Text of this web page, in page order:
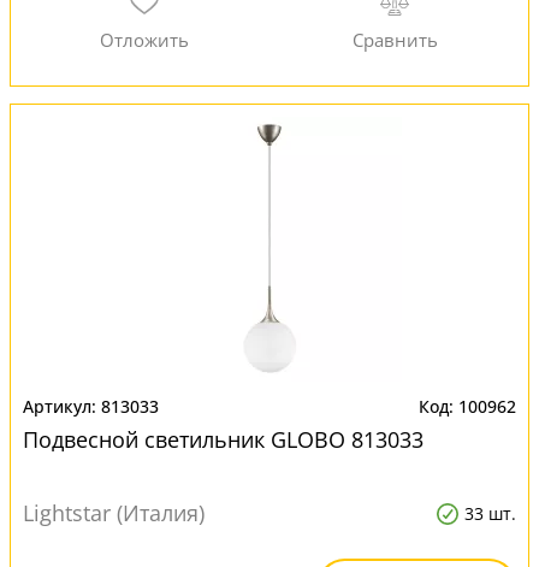
813033 100962
Подвесной светильник GLOBO 813033
Lightstar (Италия) 33 шт.